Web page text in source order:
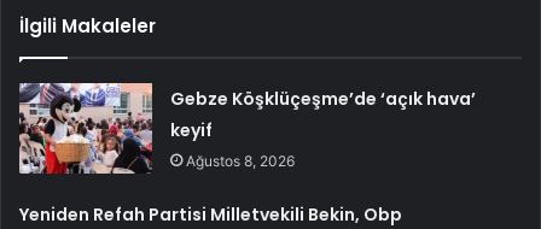
İlgili Makaleler
Gebze Köşklüçeşme’de ‘açık hava’
keyif
Ağustos 8, 2026
Yeniden Refah Partisi Milletvekili Bekin, Obp